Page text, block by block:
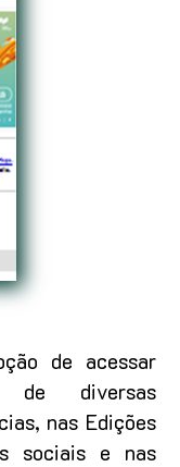
de acessar
de diversas
nas Edições
sociais e nas